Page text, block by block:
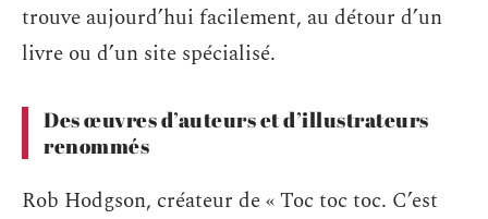
trouve aujourd’hui facilement, au détour d’un
livre ou d’un site spécialisé.
Des œuvres d’auteurs et d’illustrateurs
renommés
Rob Hodgson, créateur de « Toc toc toc. C’est